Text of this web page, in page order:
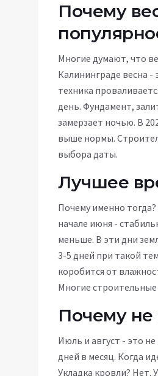
Почему
Многие думают, что
Калининграде весна -
техника
день. Фундамент,
замерзает ночью. В
выше нормы.
выбора даты.
Лучшее
Почему именно
начале июня -
меньше. В эти дни
3-5 дней при такой
коробится от
Многие
Почему не
Июль и август - это
дней в месяц. Когда
Укладка кровли? Нет.